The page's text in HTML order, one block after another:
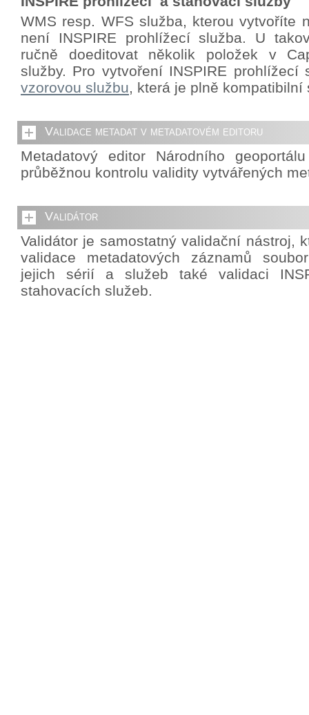
WMS resp. WFS služba, kterou vytvoříte
není INSPIRE prohlížecí služba. U
ručně doeditovat několik položek v
služby. Pro vytvoření INSPIRE prohlížecí
vzorovou službu, která je plně kompatibilní
Validace metadat v metadatovém editoru
Metadatový editor Národního
průběžnou kontrolu validity vytvářených
Validátor
Validátor je samostatný validační nástroj,
validace metadatových záznamů
jejich sérií a služeb také validaci
stahovacích služeb.